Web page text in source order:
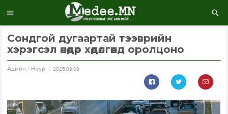
Сондгой дугаартай тээврийн
хэрэгсэл өнөөдөр хөдөлгөөнд оролцоно
Aдмин / Нүүр 2025.09.09